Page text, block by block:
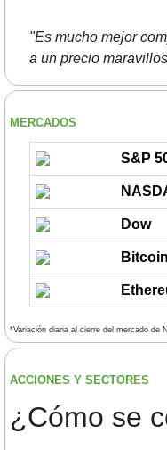
"Es mucho mejor
a un precio
MERCADOS
S&P
Dow
Bitcoin
*Variación diaria al cierre del mercado de
ACCIONES Y SECTORES
¿Cómo se